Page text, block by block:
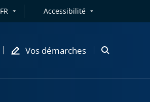
FR Accessibilité
Vos démarches
Ouvrir